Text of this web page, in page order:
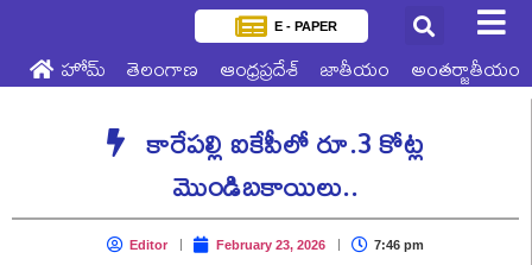
E - PAPER
హోమ్ తెలంగాణ ఆంధ్రప్రదేశ్ జాతీయం అంతర్జాతీయం
కారేపల్లి ఐకేపీలో రూ.3 కోట్ల
మొండిబకాయిలు..
Editor February 23, 2026 7:46 pm